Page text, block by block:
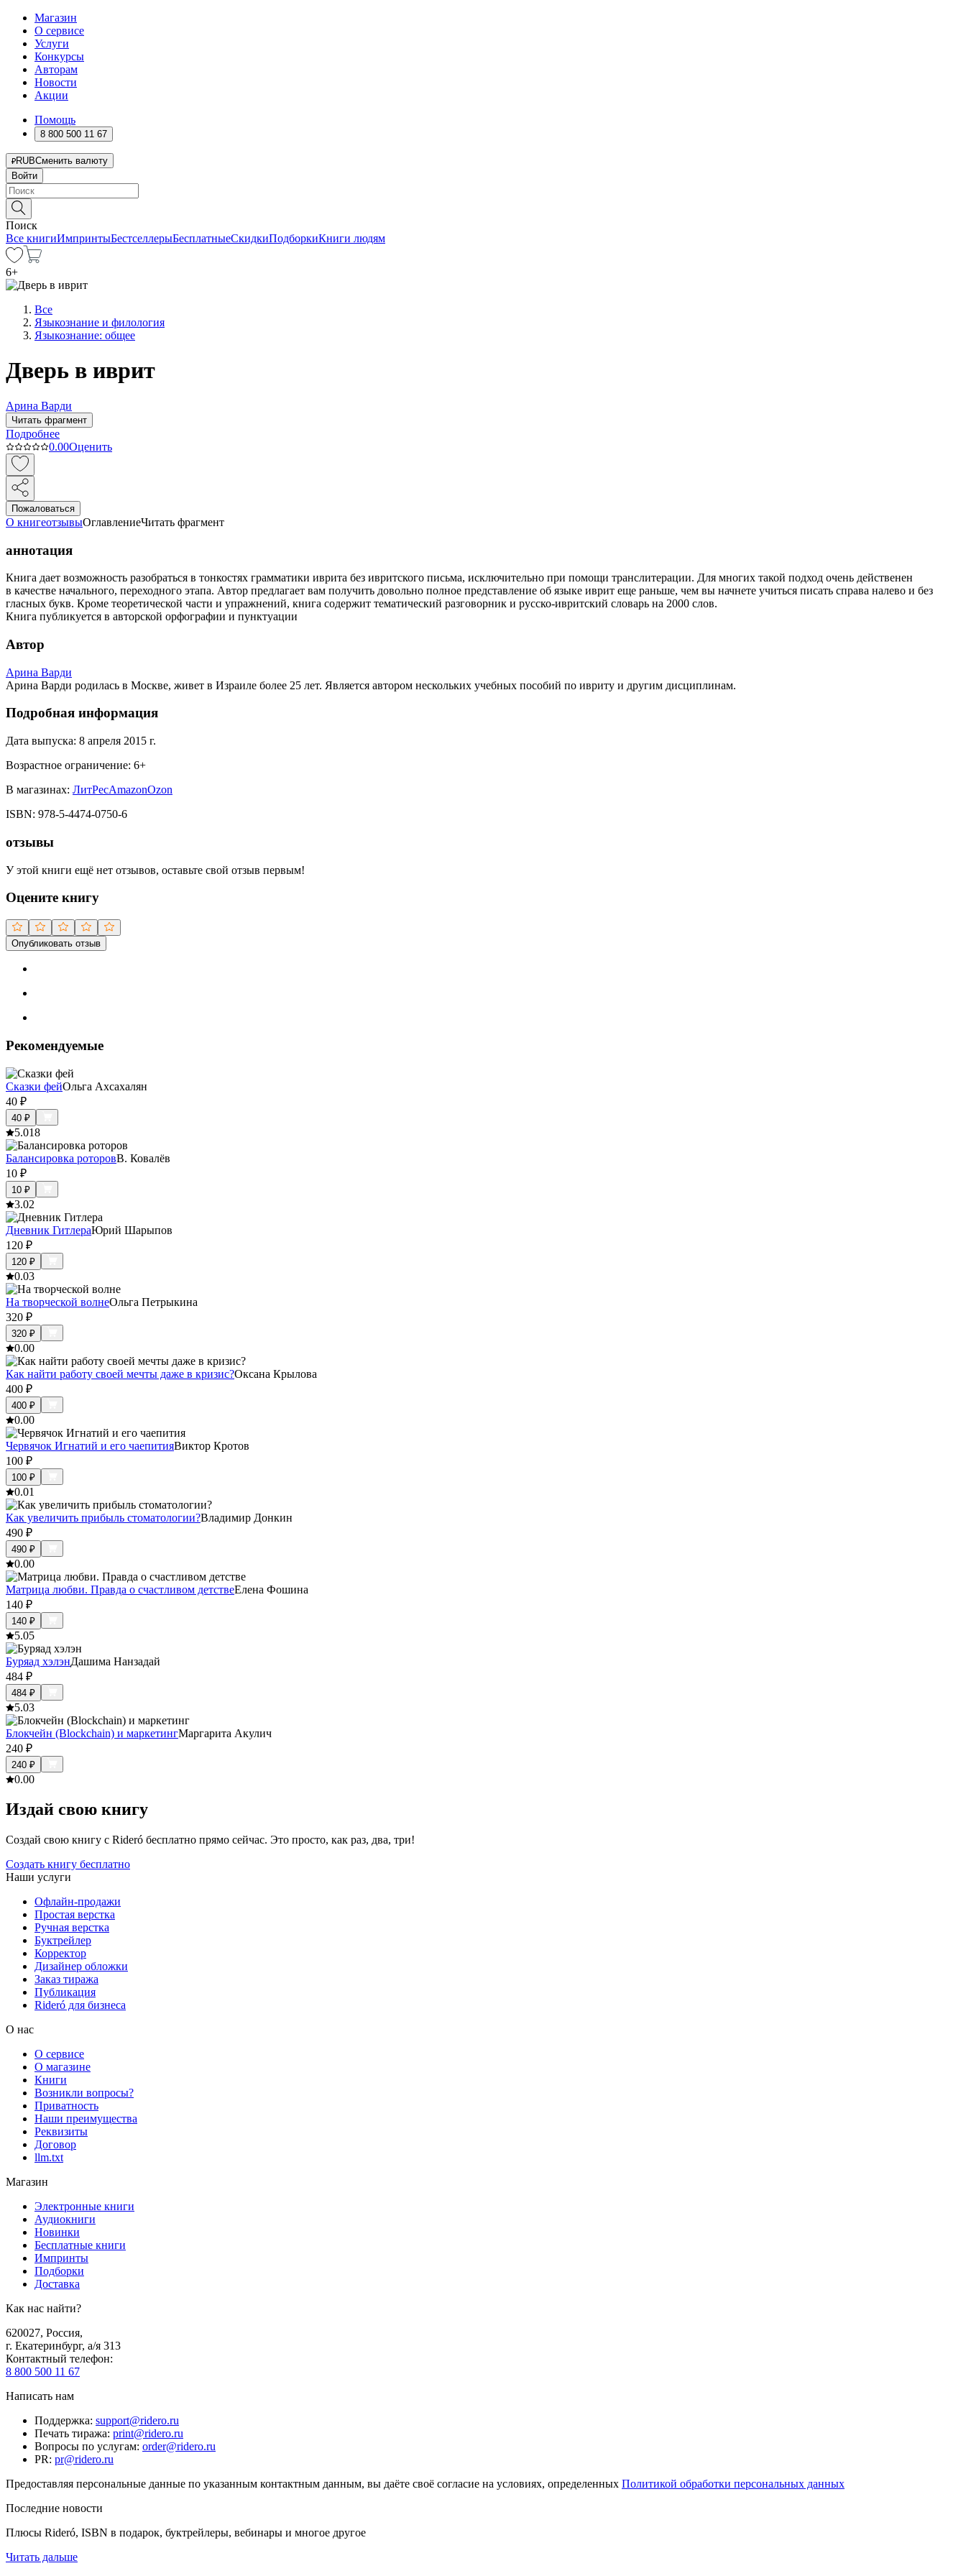
Магазин
О сервисе
Услуги
Конкурсы
Авторам
Новости
Акции
Помощь
8 800 500 11 67
RUBСменить валюту
Войти
Поиск
Все книгиИмпринтыБестселлерыБесплатныеСкидкиПодборкиКниги людям
6+
Все
Языкознание и филология
Языкознание: общее
Дверь в иврит
Арина Варди
Читать фрагмент
Подробнее
0.00Оценить
Пожаловаться
О книгеотзывыОглавлениеЧитать фрагмент
аннотация
Книга дает возможность разобраться в тонкостях грамматики иврита без ивритского письма, исключительно при помощи транслитерации. Для многих такой подход очень действенен
в качестве начального, переходного этапа. Автор предлагает вам получить довольно полное представление об языке иврит еще раньше, чем вы начнете учиться писать справа налево и без
гласных букв. Кроме теоретической части и упражнений, книга содержит тематический разговорник и русско-ивритский словарь на 2000 слов.
Книга публикуется в авторской орфографии и пунктуации
Автор
Арина Варди
Арина Варди родилась в Москве, живет в Израиле более 25 лет. Является автором нескольких учебных пособий по ивриту и другим дисциплинам.
Подробная информация
Дата выпуска: 8 апреля 2015 г.
Возрастное ограничение: 6+
В магазинах: ЛитРесAmazonOzon
ISBN: 978-5-4474-0750-6
отзывы
У этой книги ещё нет отзывов, оставьте свой отзыв первым!
Оцените книгу
Опубликовать отзыв
Рекомендуемые
Сказки фейОльга Ахсахалян
40 ₽
40 ₽
5.018
Балансировка роторовВ. Ковалёв
10 ₽
10 ₽
3.02
Дневник ГитлераЮрий Шарыпов
120 ₽
120 ₽
0.03
На творческой волнеОльга Петрыкина
320 ₽
320 ₽
0.00
Как найти работу своей мечты даже в кризис?Оксана Крылова
400 ₽
400 ₽
0.00
Червячок Игнатий и его чаепитияВиктор Кротов
100 ₽
100 ₽
0.01
Как увеличить прибыль стоматологии?Владимир Донкин
490 ₽
490 ₽
0.00
Матрица любви. Правда о счастливом детствеЕлена Фошина
140 ₽
140 ₽
5.05
Буряад хэлэнДашима Нанзадай
484 ₽
484 ₽
5.03
Блокчейн (Blockchain) и маркетингМаргарита Акулич
240 ₽
240 ₽
0.00
Издай свою книгу
Создай свою книгу с Rideró бесплатно прямо сейчас. Это просто, как раз, два, три!
Создать книгу бесплатно
Наши услуги
Офлайн-продажи
Простая верстка
Ручная верстка
Буктрейлер
Корректор
Дизайнер обложки
Заказ тиража
Публикация
Rideró для бизнеса
О нас
О сервисе
О магазине
Книги
Возникли вопросы?
Приватность
Наши преимущества
Реквизиты
Договор
llm.txt
Магазин
Электронные книги
Аудиокниги
Новинки
Бесплатные книги
Импринты
Подборки
Доставка
Как нас найти?
620027, Россия,
г. Екатеринбург, а/я 313
Контактный телефон:
8 800 500 11 67
Написать нам
Поддержка: support@ridero.ru
Печать тиража: print@ridero.ru
Вопросы по услугам: order@ridero.ru
PR: pr@ridero.ru
Предоставляя персональные данные по указанным контактным данным, вы даёте своё согласие на условиях, определенных Политикой обработки персональных данных
Последние новости
Плюсы Rideró, ISBN в подарок, буктрейлеры, вебинары и многое другое
Читать дальше